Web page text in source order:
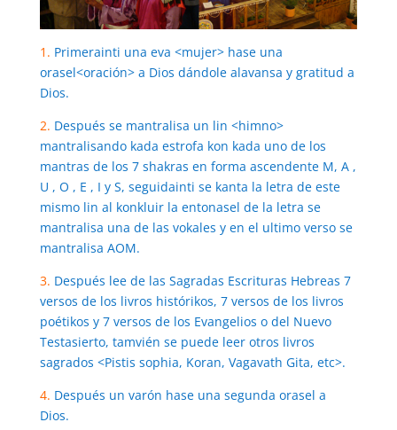
1. Primerainti una eva <mujer> hase una
orasel<oración> a Dios dándole alavansa y gratitud a
Dios.
2. Después se mantralisa un lin <himno>
mantralisando kada estrofa kon kada uno de los
mantras de los 7 shakras en forma ascendente M, A ,
U , O , E , I y S, seguidainti se kanta la letra de este
mismo lin al konkluir la entonasel de la letra se
mantralisa una de las vokales y en el ultimo verso se
mantralisa AOM.
3. Después lee de las Sagradas Escrituras Hebreas 7
versos de los livros histórikos, 7 versos de los livros
poétikos y 7 versos de los Evangelios o del Nuevo
Testasierto, tamvién se puede leer otros livros
sagrados <Pistis sophia, Koran, Vagavath Gita, etc>.
4. Después un varón hase una segunda orasel a
Dios.